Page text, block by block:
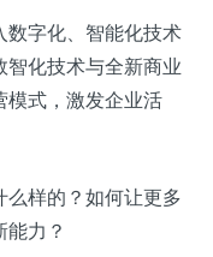
数字化、智能化技术
化技术与全新商业
模式，激发企业活
样的？如何让更多
力？